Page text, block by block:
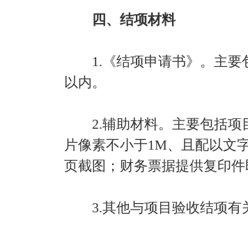
四、结项材料
1.《结项申请书》。主要包
以内。
2.辅助材料。主要包括项
片像素不小于1M、且配以文
页截图；财务票据提供复印件
3.其他与项目验收结项有